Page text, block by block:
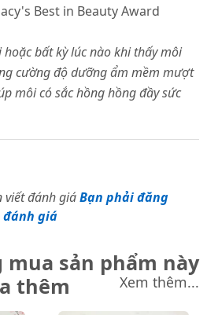
Best in Beauty Award
hoặc bất kỳ lúc nào khi thấy môi
cường độ dưỡng ẩm mềm mượt
môi có sắc hồng hồng đầy sức
viết đánh giáBạn phải đăng
đánh giá
mua sản phẩm này
thêm
Xem thêm...